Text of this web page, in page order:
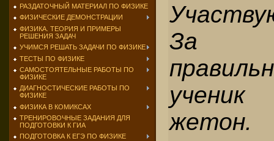
РАЗДАТОЧНЫЙ МАТЕРИАЛ ПО ФИЗИКЕ
ФИЗИЧЕСКИЕ ДЕМОНСТРАЦИИ
ФИЗИКА. ТЕОРИЯ И ПРИМЕРЫ
РЕШЕНИЯ ЗАДАЧ
УЧИМСЯ РЕШАТЬ ЗАДАЧИ ПО ФИЗИКЕ
ТЕСТЫ ПО ФИЗИКЕ
САМОСТОЯТЕЛЬНЫЕ РАБОТЫ ПО
ФИЗИКЕ
ДИАГНОСТИЧЕСКИЕ РАБОТЫ ПО
ФИЗИКЕ
ФИЗИКА В КОМИКСАХ
ТРЕНИРОВОЧНЫЕ ЗАДАНИЯ ДЛЯ
ПОДГОТОВКИ К ГИА
ПОДГОТОВКА К ЕГЭ ПО ФИЗИКЕ
За
жетон.